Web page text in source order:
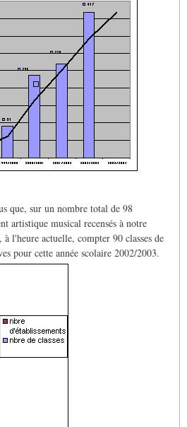
que, sur un nombre total de 98
artistique musical recensés à notre
à l'heure actuelle, compter 90 classes de
pour cette année scolaire 2002/2003.